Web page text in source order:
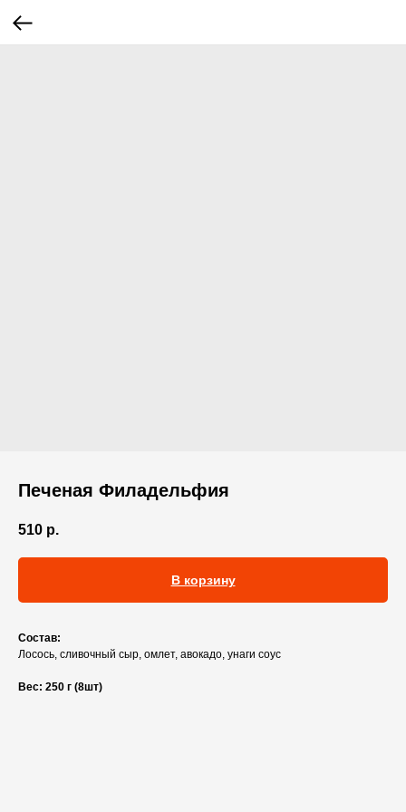
Печеная Филадельфия
510 р.
В корзину
Состав:
Лосось, сливочный сыр, омлет, авокадо, унаги соус
Вес: 250 г (8шт)